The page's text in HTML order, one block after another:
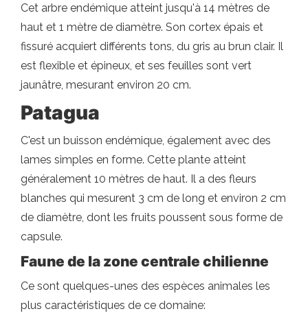
Cet arbre endémique atteint jusqu'à 14 mètres de
haut et 1 mètre de diamètre. Son cortex épais et
fissuré acquiert différents tons, du gris au brun clair. Il
est flexible et épineux, et ses feuilles sont vert
jaunâtre, mesurant environ 20 cm.
Patagua
C'est un buisson endémique, également avec des
lames simples en forme. Cette plante atteint
généralement 10 mètres de haut. Il a des fleurs
blanches qui mesurent 3 cm de long et environ 2 cm
de diamètre, dont les fruits poussent sous forme de
capsule.
Faune de la zone centrale chilienne
Ce sont quelques-unes des espèces animales les
plus caractéristiques de ce domaine: